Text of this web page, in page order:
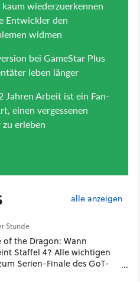
alle anzeigen
Stunde
of the Dragon: Wann
Staffel 4? Alle wichtigen
Serien-Finale des GoT-